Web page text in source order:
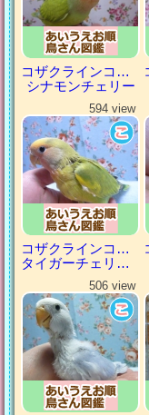
コザクラインコ（小桜インコ）
シナモンチェリー
594 view
コザクラインコ（小桜インコ）
タイガーチェリーパイド
506 view